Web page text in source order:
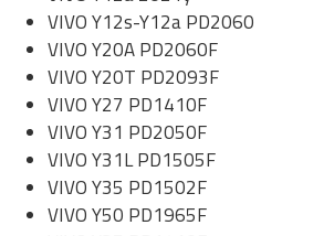
VIVO Y12s-Y12a PD2060
VIVO Y20A PD2060F
VIVO Y20T PD2093F
VIVO Y27 PD1410F
VIVO Y31 PD2050F
VIVO Y31L PD1505F
VIVO Y35 PD1502F
VIVO Y50 PD1965F